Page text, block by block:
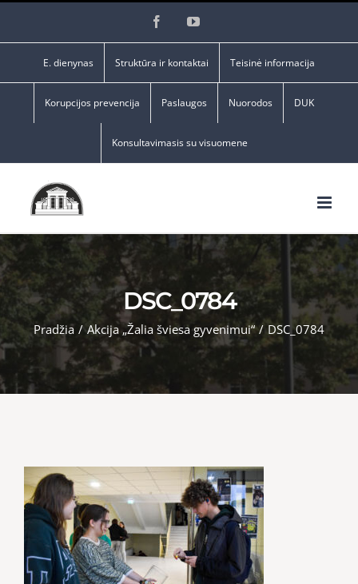
FacebookYouTube
E. dienynas Struktūra ir kontaktai Teisinė informacija
Korupcijos prevencija Paslaugos Nuorodos DUK
Konsultavimasis su visuomene
DSC_0784
Pradžia / Akcija „Žalia šviesa gyvenimui“ / DSC_0784